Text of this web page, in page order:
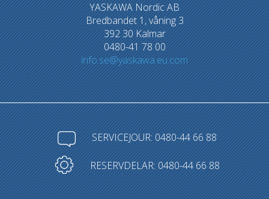
YASKAWA Nordic AB
Bredbandet 1, våning 3
392 30 Kalmar
0480-41 78 00
info.se@yaskawa.eu.com
SERVICEJOUR: 0480-44 66 88
RESERVDELAR: 0480-44 66 88